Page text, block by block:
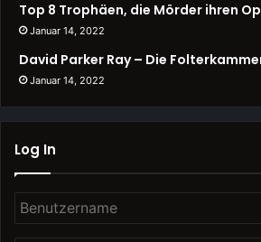
Top 8 Trophäen, die Mörder ihren
Januar 14, 2022
David Parker Ray – Die
Januar 14, 2022
Log In